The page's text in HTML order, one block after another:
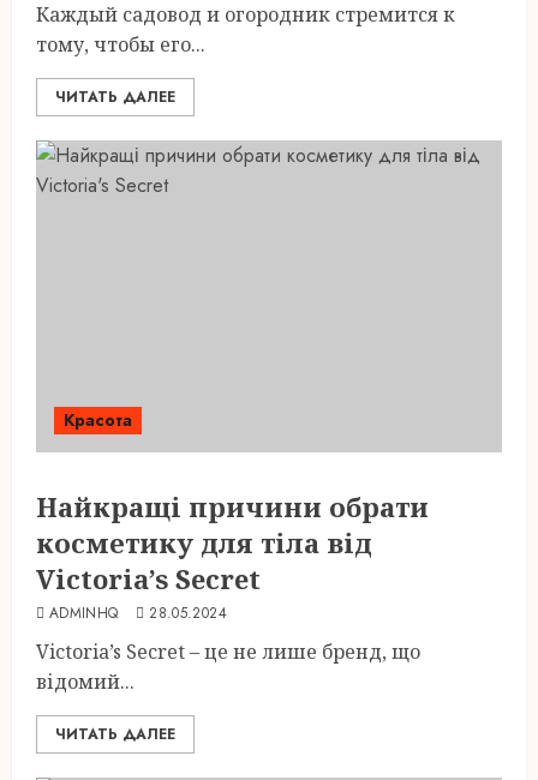
Каждый садовод и огородник стремится к
тому, чтобы его...
ЧИТАТЬ ДАЛЕЕ
Красота
Найкращі причини обрати
косметику для тіла від
Victoria’s Secret
ADMINHQ 28.05.2024
Victoria’s Secret – це не лише бренд, що
відомий...
ЧИТАТЬ ДАЛЕЕ